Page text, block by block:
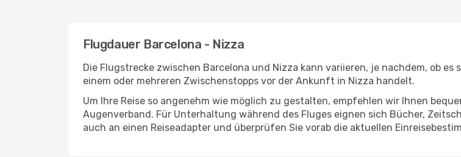
Flugdauer Barcelona - Nizza
Die Flugstrecke zwischen Barcelona und Nizza kann variieren, je nachdem, ob
einem oder mehreren Zwischenstopps vor der Ankunft in Nizza handelt.
Um Ihre Reise so angenehm wie möglich zu gestalten, empfehlen wir Ihnen
Augenverband. Für Unterhaltung während des Fluges eignen sich Bücher,
auch an einen Reiseadapter und überprüfen Sie vorab die aktuellen